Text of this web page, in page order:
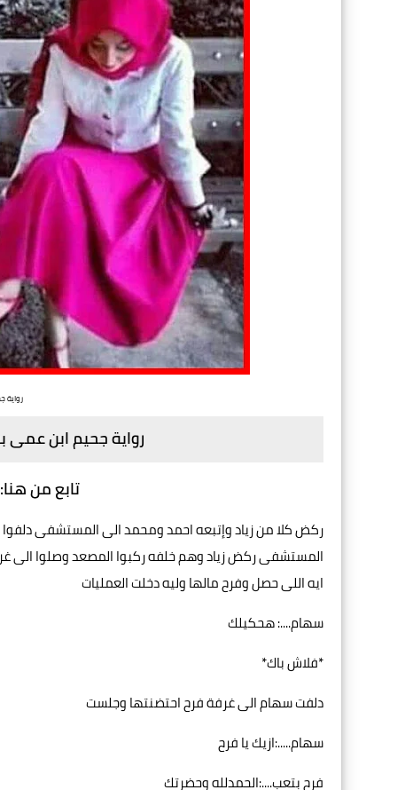
رواية جحيم ابن
تابع من هنا:
ركض كلا من زياد وإتبعه احمد ومحمد الى المستشفى دلفوا
المستشفى ركض زياد وهم خلفه ركبوا المصعد وصلوا الى
ايه اللى حصل وفرح مالها وليه دخلت العمليات
سهام....: هحكيلك
*فلاش باك*
دلفت سهام الى غرفة فرح احتضنتها وجلست
سهام.....:ازيك يا فرح
فرح بتعب....:الحمدلله وحضرتك